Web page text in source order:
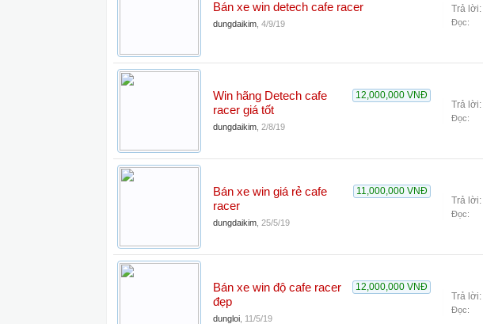
Bán xe win detech cafe racer
dungdaikim 4/9/19
Trả lời:
Đọc:
12,000,000 VNĐ
Win hãng Detech cafe
racer giá tốt
dungdaikim 2/8/19
Trả lời:
Đọc:
11,000,000 VNĐ
Bán xe win giá rẻ cafe
racer
dungdaikim 25/5/19
Trả lời:
Đọc:
12,000,000 VNĐ
Bán xe win độ cafe racer
đẹp
dungloi 11/5/19
Trả lời:
Đọc: